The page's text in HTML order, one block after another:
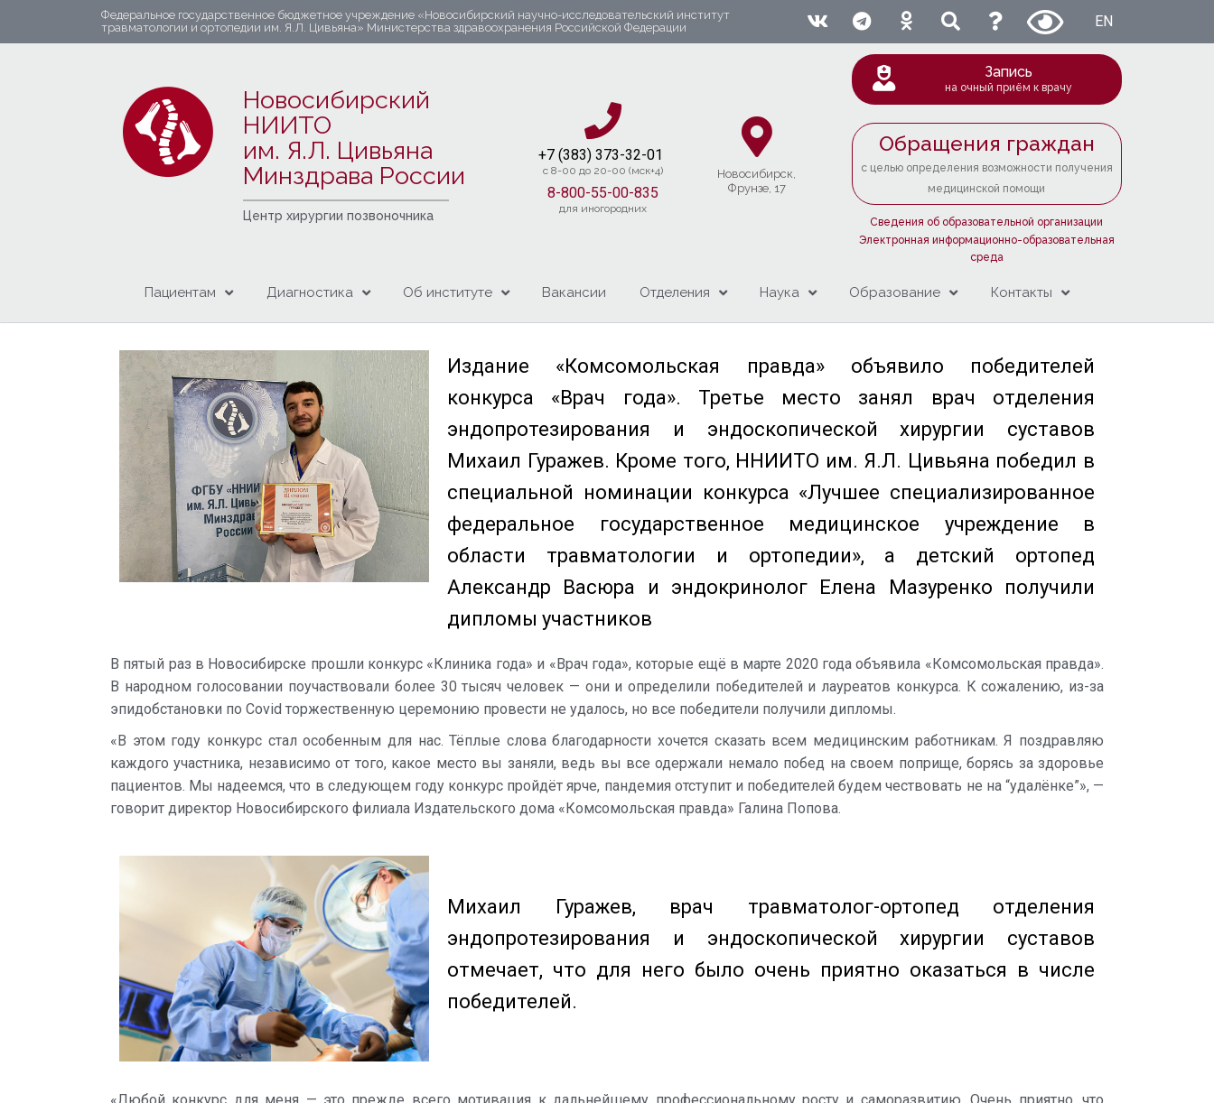
Федеральное государственное бюджетное учреждение «Новосибирский научно-исследовательский институт
травматологии и ортопедии им. Я.Л. Цивьяна» Министерства здравоохранения Российской Федерации
EN
Новосибирский
НИИТО
им. Я.Л. Цивьяна
Минздрава России
Центр хирургии позвоночника
+7 (383) 373-32-01​
c 8-00 до 20-00 (мск+4)
8-800-55-00-835
для иногородних
Новосибирcк,
Фрунзе, 17
Запись
на очный приём к врачу
Обращения граждан
с целью определения возможности получения
медицинской помощи
Сведения об образовательной организации
Электронная информационно-образовательная
среда
Пациентам Диагностика Об институте Вакансии Отделения Наука Образование Контакты
Издание «Комсомольская правда» объявило победителей
конкурса «Врач года». Третье место занял врач отделения
эндопротезирования и эндоскопической хирургии суставов
Михаил Гуражев. Кроме того, ННИИТО им. Я.Л. Цивьяна победил в
специальной номинации конкурса «Лучшее специализированное
федеральное государственное медицинское учреждение в
области травматологии и ортопедии», а детский ортопед
Александр Васюра и эндокринолог Елена Мазуренко получили
дипломы участников
В пятый раз в Новосибирске прошли конкурс «Клиника года» и «Врач года», которые ещё в марте 2020 года объявила «Комсомольская правда».
В народном голосовании поучаствовали более 30 тысяч человек — они и определили победителей и лауреатов конкурса. К сожалению, из-за
эпидобстановки по Covid торжественную церемонию провести не удалось, но все победители получили дипломы.
«В этом году конкурс стал особенным для нас. Тёплые слова благодарности хочется сказать всем медицинским работникам. Я поздравляю
каждого участника, независимо от того, какое место вы заняли, ведь вы все одержали немало побед на своем поприще, борясь за здоровье
пациентов. Мы надеемся, что в следующем году конкурс пройдёт ярче, пандемия отступит и победителей будем чествовать не на “удалёнке”», —
говорит директор Новосибирского филиала Издательского дома «Комсомольская правда» Галина Попова.
Михаил Гуражев, врач травматолог-ортопед отделения
эндопротезирования и эндоскопической хирургии суставов
отмечает, что для него было очень приятно оказаться в числе
победителей.